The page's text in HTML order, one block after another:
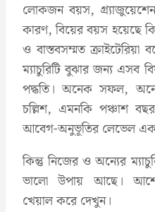
লোকজন বয়স,
কারণ, বিয়ের বয়স হয়েছে
ও বাস্তবসম্মত
ম্যাচুরিটি বুঝার জন্য এসব
পদ্ধতি। অনেক সফল,
চল্লিশ, এমনকি পঞ্চাশ
আবেগ-অনুভূতির লেভেল
কিন্তু নিজের ও অন্যের
ভালো উপায় আছে।
খেয়াল করে দেখুন।